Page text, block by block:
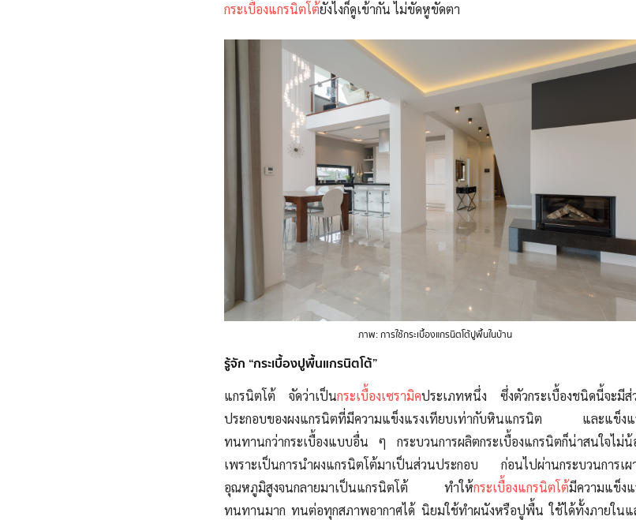
กระเบื้องแกรนิตโต้ยังไงก็ดูเข้ากัน ไม่ขัดหูขัดตา
ภาพ: การใช้กระเบื้องแกรนิตโต้ปูพื้นในบ้าน
รู้จัก “กระเบื้องปูพื้นแกรนิตโต้”
แกรนิตโต้ จัดว่าเป็นกระเบื้องเซรามิคประเภทหนึ่ง ซึ่งตัวกระเบื้องชนิดนี้จะมีส่
ประกอบของผงแกรนิตที่มีความแข็งแรงเทียบเท่ากับหินแกรนิต และแข็งแ
ทนทานกว่ากระเบื้องแบบอื่น ๆ กระบวนการผลิตกระเบื้องแกรนิตก็น่าสนใจไม่น้
เพราะเป็นการนำผงแกรนิตโต้มาเป็นส่วนประกอบ ก่อนไปผ่านกระบวนการเผ
อุณหภูมิสูงจนกลายมาเป็นแกรนิตโต้ ทำให้กระเบื้องแกรนิตโต้มีความแข็งแ
ทนทานมาก ทนต่อทุกสภาพอากาศได้ นิยมใช้ทำผนังหรือปูพื้น ใช้ได้ทั้งภายในแ